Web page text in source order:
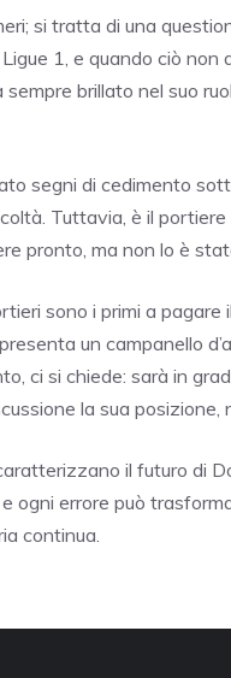
si tratta di una
1, e quando ciò
brillato nel suo
segni di cedimento
Tuttavia, è il
pronto, ma non lo è
sono i primi a
un campanello
ci si chiede: sarà in
la sua
il futuro di
ogni errore può
continua.